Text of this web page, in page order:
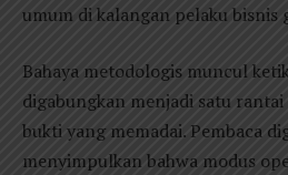
umum di kalangan pelaku bisnis
Bahaya metodologis muncul
digabungkan menjadi satu
bukti yang memadai. Pembaca
menyimpulkan bahwa modus